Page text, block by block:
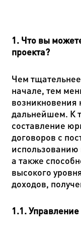
1. Что вы
проекта?
Чем
начале, тем
возникновения
дальнейшем. К
составление
договоров с
использованию
а также
высокого
доходов,
1.1.